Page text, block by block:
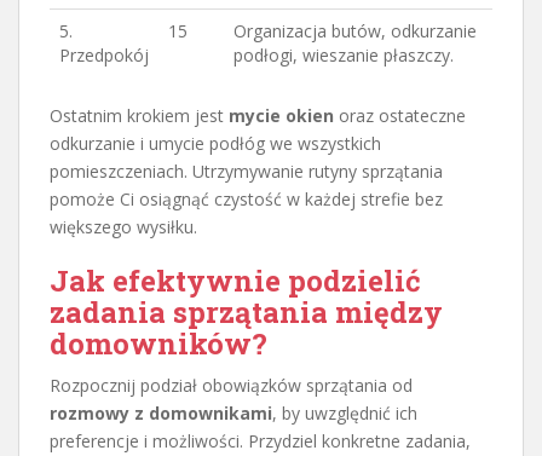
5.
Przedpokój
15
Organizacja butów, odkurzanie
podłogi, wieszanie płaszczy.
Ostatnim krokiem jest mycie okien oraz ostateczne
odkurzanie i umycie podłóg we wszystkich
pomieszczeniach. Utrzymywanie rutyny sprzątania
pomoże Ci osiągnąć czystość w każdej strefie bez
większego wysiłku.
Jak efektywnie podzielić
zadania sprzątania między
domowników?
Rozpocznij podział obowiązków sprzątania od
rozmowy z domownikami, by uwzględnić ich
preferencje i możliwości. Przydziel konkretne zadania,